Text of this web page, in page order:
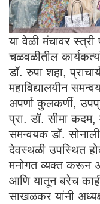
या वेळी मंचावर
चळवळीतील
डॉ. रुपा शहा,
महाविद्यालयीन
अपर्णा कुलकर्णी,
प्रा. डॉ. सीमा कदम,
समन्वयक डॉ.
देवस्थळी उपस्थित
मनोगत व्यक्त करून
आणि यातून बरेच
साखळकर यांनी